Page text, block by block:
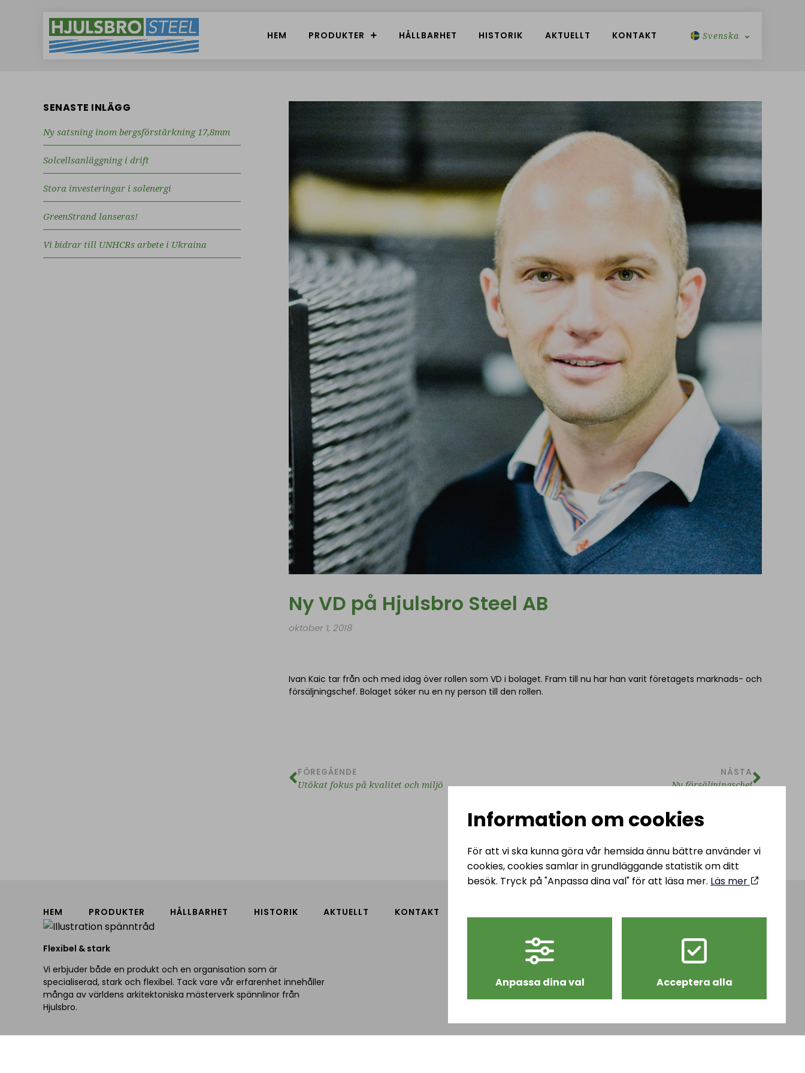
HEM PRODUKTER HÅLLBARHET HISTORIK AKTUELLT KONTAKT Svenska
SENASTE INLÄGG
Ny satsning inom bergsförstärkning 17,8mm
Solcellsanläggning i drift
Stora investeringar i solenergi
GreenStrand lanseras!
Vi bidrar till UNHCRs arbete i Ukraina
Ny VD på Hjulsbro Steel AB
oktober 1, 2018
Ivan Kaic tar från och med idag över rollen som VD i bolaget. Fram till nu har han varit företagets marknads- och
försäljningschef. Bolaget söker nu en ny person till den rollen.
FÖREGÅENDE
Utökat fokus på kvalitet och miljö
NÄSTA
Ny försäljningschef
HEM PRODUKTER HÅLLBARHET HISTORIK AKTUELLT KONTAKT
Flexibel & stark
Vi erbjuder både en produkt och en organisation som är
specialiserad, stark och flexibel. Tack vare vår erfarenhet innehåller
många av världens arkitektoniska mästerverk spännlinor från
Hjulsbro.
Hjulsbro Steel AB
Tallbergavägen 43,
info@hjulsbrosteel.com
Tel: 013 – 32 82 00
Information om cookies
För att vi ska kunna göra vår hemsida ännu bättre använder vi
cookies, cookies samlar in grundläggande statistik om ditt
besök. Tryck på "Anpassa dina val" för att läsa mer. Läs mer
Anpassa dina val Acceptera alla